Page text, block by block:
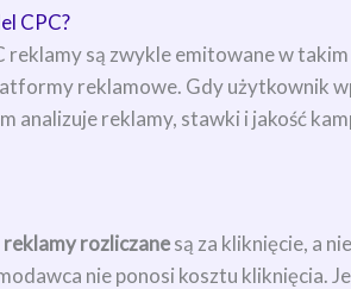
CPC?
reklamy są zwykle emitowane w takim
reklamowe. Gdy użytkownik
analizuje reklamy, stawki i jakość
reklamy rozliczanesą za kliknięcie, a
nie ponosi kosztu kliknięcia.